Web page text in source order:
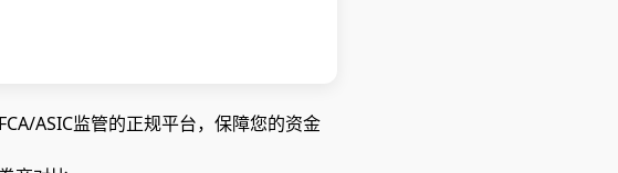
ASIC监管的正规平台，保障您的资金